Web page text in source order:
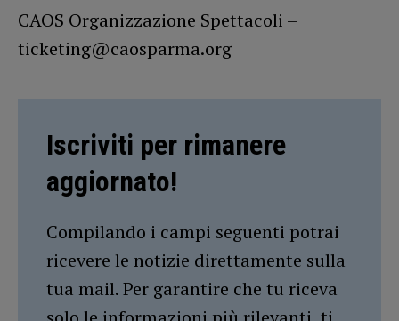
CAOS Organizzazione Spettacoli –
ticketing@caosparma.org
Iscriviti per rimanere
aggiornato!
Compilando i campi seguenti potrai
ricevere le notizie direttamente sulla
tua mail. Per garantire che tu riceva